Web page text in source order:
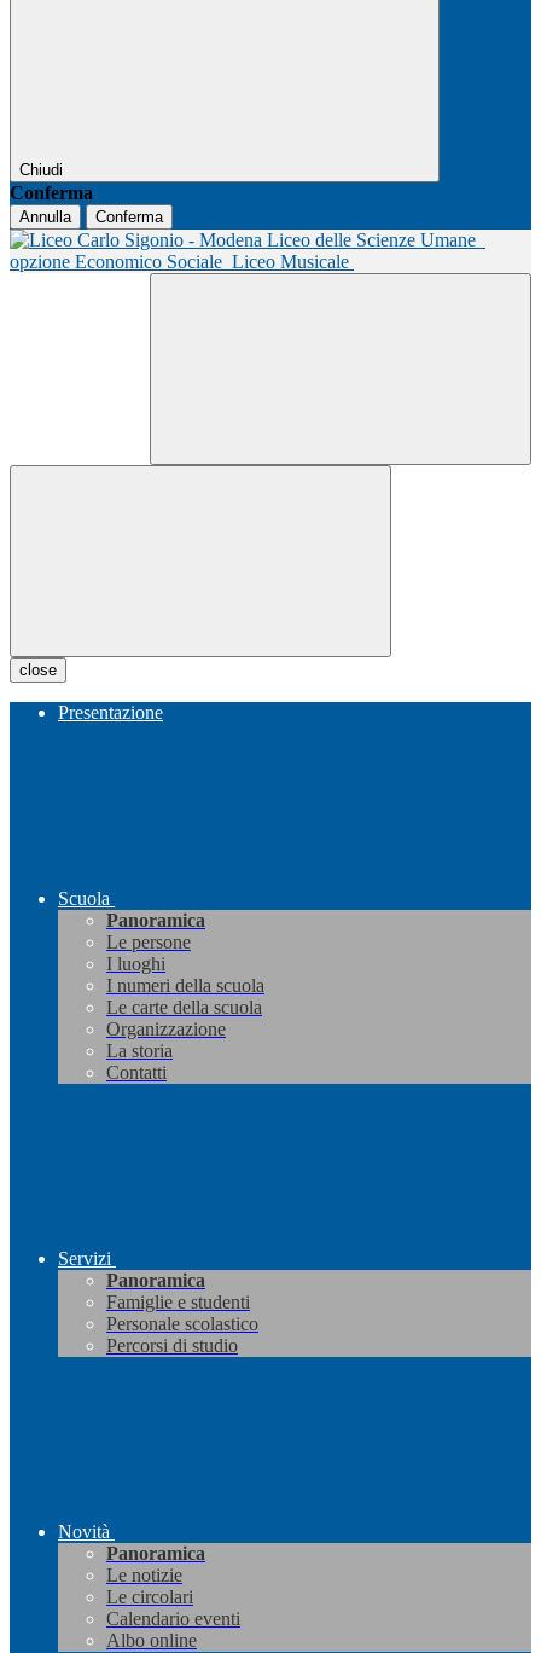
Chiudi
Conferma
Annulla Conferma
Liceo delle Scienze Umane
opzione Economico Sociale Liceo Musicale
close
Presentazione
Scuola
Panoramica
Le persone
I luoghi
I numeri della scuola
Le carte della scuola
Organizzazione
La storia
Contatti
Servizi
Panoramica
Famiglie e studenti
Personale scolastico
Percorsi di studio
Novità
Panoramica
Le notizie
Le circolari
Calendario eventi
Albo online